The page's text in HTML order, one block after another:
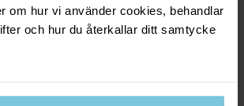
om hur vi använder cookies, behandlar
och hur du återkallar ditt samtycke
Plagget stänger ute all vind.